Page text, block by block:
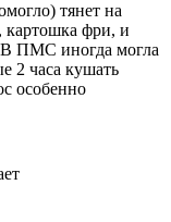
тянет на
картошка фри, и
В ПМС иногда могла
2 часа кушать
особенно